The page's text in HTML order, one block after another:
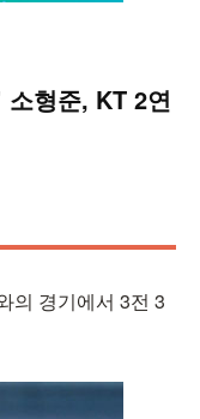
소형준, KT 2연
의 경기에서 3전 3